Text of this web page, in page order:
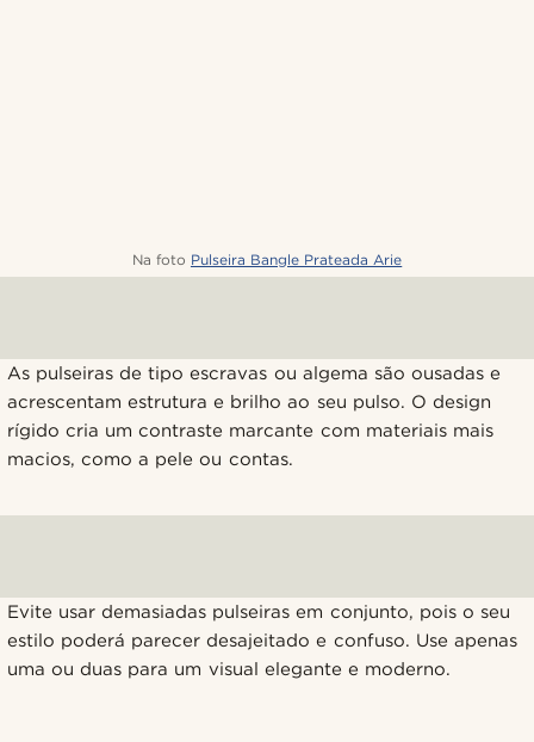
Na foto Pulseira Bangle Prateada Arie
As pulseiras de tipo escravas ou algema são ousadas e
acrescentam estrutura e brilho ao seu pulso. O design
rígido cria um contraste marcante com materiais mais
macios, como a pele ou contas.
Evite usar demasiadas pulseiras em conjunto, pois o seu
estilo poderá parecer desajeitado e confuso. Use apenas
uma ou duas para um visual elegante e moderno.